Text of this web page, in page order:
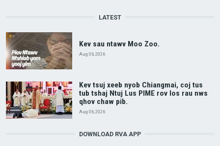
LATEST
Kev sau ntawv Moo Zoo.
Aug 06, 2026
Kev tsuj xeeb nyob Chiangmai, coj tus
tub tshaj Ntuj Lus PIME rov los rau nws
qhov chaw pib.
Aug 06, 2026
DOWNLOAD RVA APP